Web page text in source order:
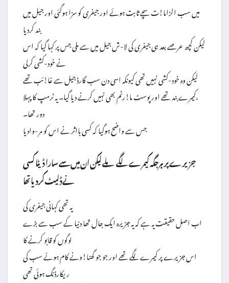
میں سب الزاما!ت سچے ثابت ہوئے اور جیفری کو سزا ہوگئی اور جیل میں
بند کردیا
لیکن کچھ عرصے بعد ہی جیفری کی لا-ش جیل میں سے ملی جس پر کہا گیا کہ اس
نے خود-کشی کرلی
لیکن وہ خود-کشی نہیں تھی کیونکہ اسی دن سب گارڈ جیل سے غا!ئب تھے
،کیمرے بند تھے اور پوسٹ ما!رٹم بھی نہیں کرنے دیا گیا۔ یہ ٹرمپ کا پہلا
دور تھا۔
جس سے واضح ہوگیا کہ کسی بااثر نے اس کو مر-وادیا
جزیرے پر ہرجگہ کیمرے لگے ملے لیکن ان میں سے سارا ڈیٹا کسی
نے ڈلیٹ کردیا تھا
یہ تھی کہانی جیفری کی
اب اصل حقیقت یہ ہے کہ یہ جزیرہ ایک جال تھا دنیا کے سب سے بڑے
لوگوں کو قابو کرنے کا
اس جزیرے پر کیمرے لگے تھے اور جو جو گھنا!ونے کام ہوئے سب کی
ریکارڈنگ ہوئی تھی